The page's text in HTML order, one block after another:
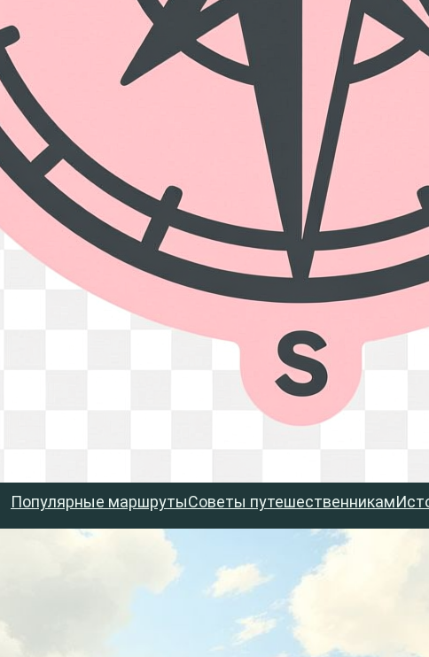
Популярные маршрутыСоветы путешественникам